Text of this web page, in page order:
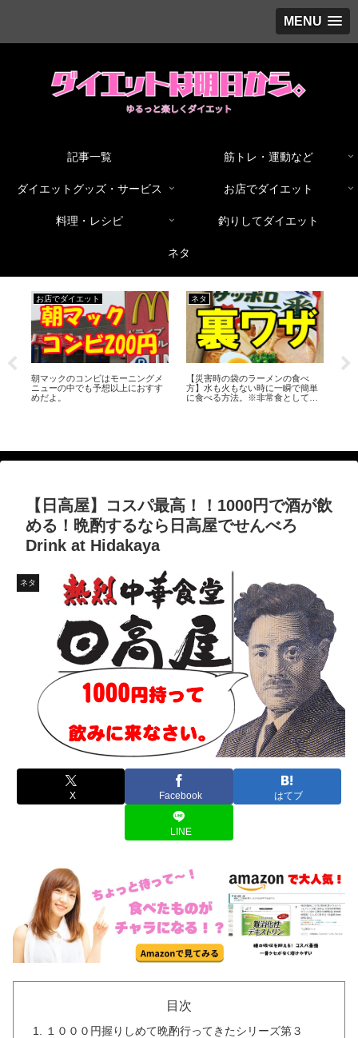
MENU
記事一覧 筋トレ・運動など
ダイエットグッズ・サービス お店でダイエット
料理・レシピ 釣りしてダイエット
ネタ
ネタ
セブンイレブンのアイスコーヒー
の量は？大と小はどっちがお得な
のか比較してみた
料理・レシピ
【ラピュタパン】オーブントース
【日高屋】コスパ最高！！1000円で酒が飲
める！晩酌するなら日高屋でせんべろ
Drink at Hidakaya
ネタ
X Facebook はてブ
LINE
目次
１０００円握りしめて晩酌行ってきたシリーズ第３